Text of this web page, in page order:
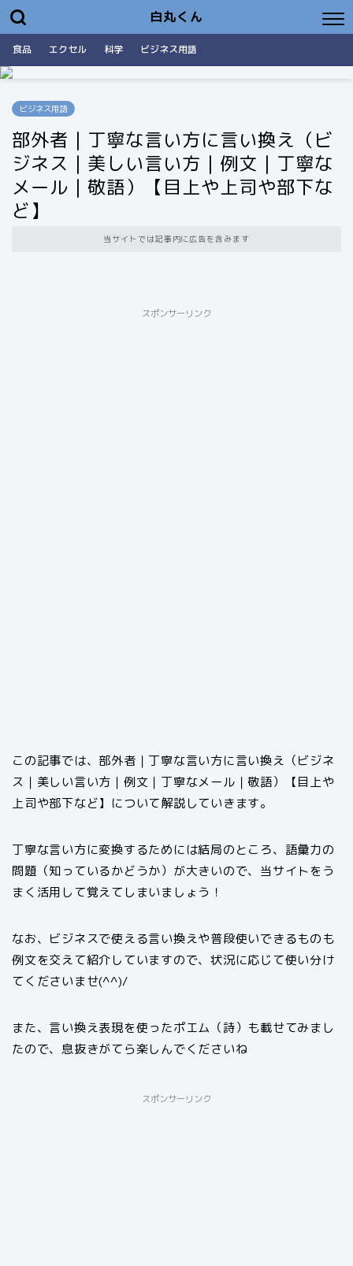
白丸くん
食品 エクセル 科学 ビジネス用語
ビジネス用語
部外者｜丁寧な言い方に言い換え（ビ
ジネス｜美しい言い方｜例文｜丁寧な
メール｜敬語）【目上や上司や部下な
ど】
当サイトでは記事内に広告を含みます
スポンサーリンク
この記事では、部外者｜丁寧な言い方に言い換え（ビジネ
ス｜美しい言い方｜例文｜丁寧なメール｜敬語）【目上や
上司や部下など】について解説していきます。
丁寧な言い方に変換するためには結局のところ、語彙力の
問題（知っているかどうか）が大きいので、当サイトをう
まく活用して覚えてしまいましょう！
なお、ビジネスで使える言い換えや普段使いできるものも
例文を交えて紹介していますので、状況に応じて使い分け
てくださいませ(^^)/
また、言い換え表現を使ったポエム（詩）も載せてみまし
たので、息抜きがてら楽しんでくださいね
スポンサーリンク